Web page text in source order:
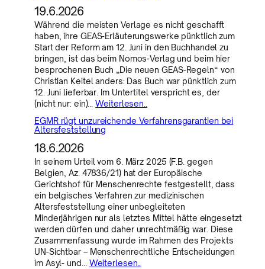
19.6.2026
Während die meisten Verlage es nicht geschafft
haben, ihre GEAS-Erläuterungswerke pünktlich zum
Start der Reform am 12. Juni in den Buchhandel zu
bringen, ist das beim Nomos-Verlag und beim hier
besprochenen Buch „Die neuen GEAS-Regeln“ von
Christian Keitel anders: Das Buch war pünktlich zum
12. Juni lieferbar. Im Untertitel verspricht es, der
(nicht nur: ein)…Weiterlesen..
EGMR rügt unzureichende Verfahrensgarantien bei
Altersfeststellung
18.6.2026
In seinem Urteil vom 6. März 2025 (F.B. gegen
Belgien, Az. 47836/21) hat der Europäische
Gerichtshof für Menschenrechte festgestellt, dass
ein belgisches Verfahren zur medizinischen
Altersfeststellung einer unbegleiteten
Minderjährigen nur als letztes Mittel hätte eingesetzt
werden dürfen und daher unrechtmäßig war. Diese
Zusammenfassung wurde im Rahmen des Projekts
UN-Sichtbar – Menschenrechtliche Entscheidungen
im Asyl- und… Weiterlesen..